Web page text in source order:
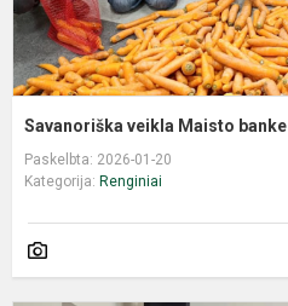
Savanoriška veikla Maisto banke
Paskelbta: 2026-01-20
Kategorija: Renginiai